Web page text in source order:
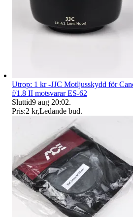
Utrop: 1 kr -JJC Motljusskydd för
f/1.8 II motsvarar ES-62
Sluttid9 aug 20:02.
Pris:2 kr,Ledande bud.